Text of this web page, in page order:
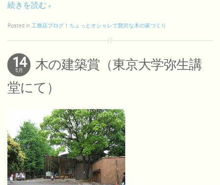
続きを読む
Posted in 工務店ブログ！ちょっとオシャレで贅沢な木の家づくり
14
5月
木の建築賞（東京大学弥生講
堂にて）